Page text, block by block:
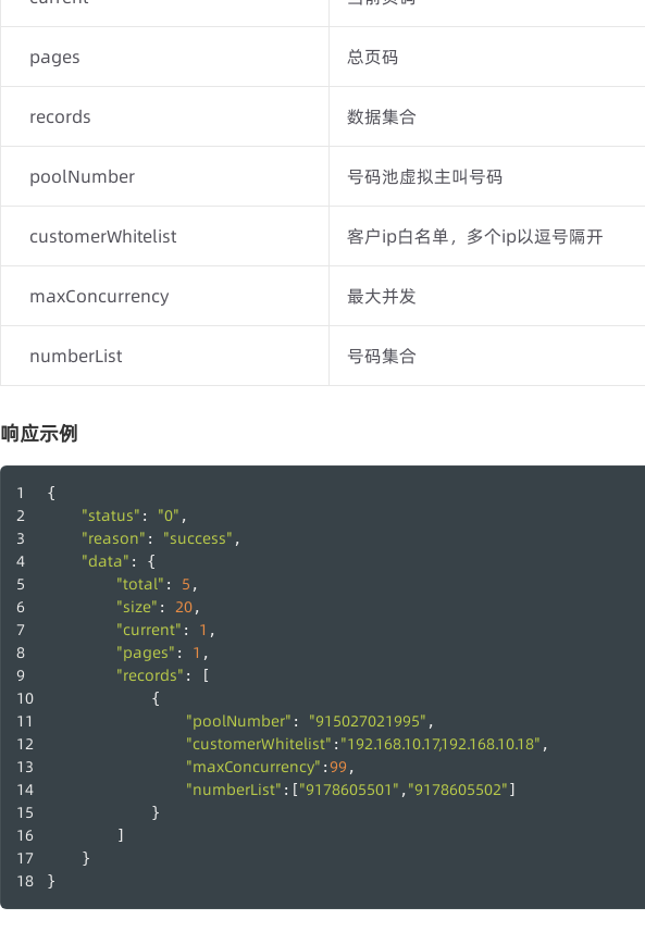
pages 总页码
records 数据集合
poolNumber 号码池虚拟主叫号码
customerWhitelist 客户ip白名单，多个ip以逗号隔开
maxConcurrency 最大并发
numberList 号码集合
响应示例
{
"status" : "0" ,
"reason" : "success" ,
"data" : {
"total" : 5 ,
"size" : 20,
"current" : 1 ,
"pages" : 1 ,
"records" : [
            {
"poolNumber" : "915027021995" ,
"customerWhitelist" : "192.168.10.17,192.168.10.18" ,
"maxConcurrency" :99 ,
"numberList" :["9178605501" ,"9178605502"]
            }
        ]
    }
}